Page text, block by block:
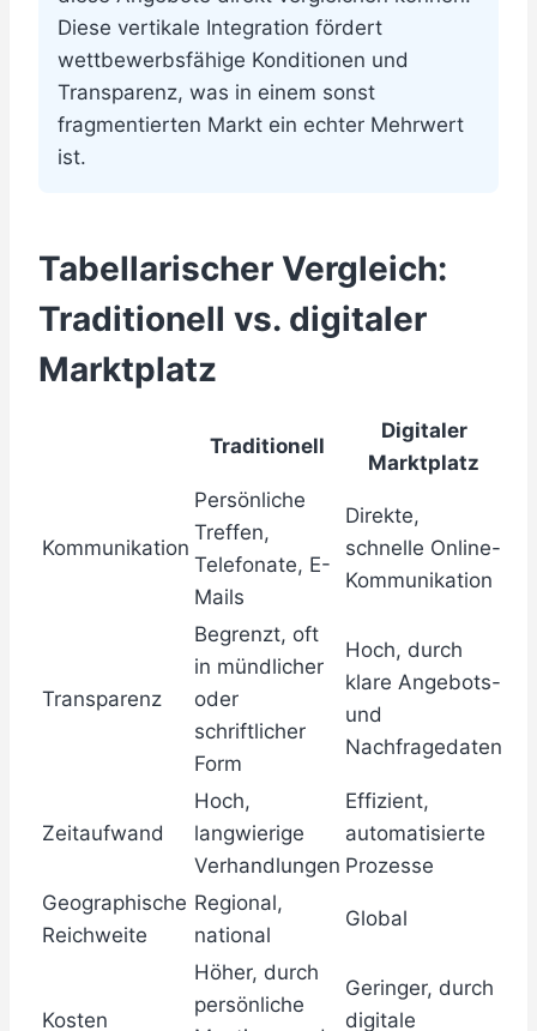
Diese vertikale Integration fördert
wettbewerbsfähige Konditionen und
Transparenz, was in einem sonst
fragmentierten Markt ein echter Mehrwert
ist.
Tabellarischer Vergleich:
Traditionell vs. digitaler
Marktplatz
Traditionell
Digitaler
Marktplatz
Kommunikation
Persönliche
Treffen,
Telefonate, E-
Mails
Direkte,
schnelle Online-
Kommunikation
Transparenz
Begrenzt, oft
in mündlicher
oder
schriftlicher
Form
Hoch, durch
klare Angebots-
und
Nachfragedaten
Zeitaufwand
Hoch,
langwierige
Verhandlungen
Effizient,
automatisierte
Prozesse
Geographische
Reichweite
Regional,
national
Global
Kosten
Höher, durch
persönliche
Geringer, durch
digitale